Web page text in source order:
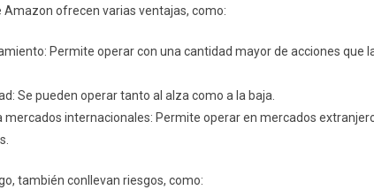
Amazon ofrecen varias ventajas, como:
Permite operar con una cantidad mayor de acciones que
Se pueden operar tanto al alza como a la baja.
mercados internacionales: Permite operar en mercados
también conllevan riesgos, como: